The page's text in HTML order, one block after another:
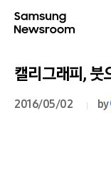
캘리그래피, 붓
2016/05/02 by